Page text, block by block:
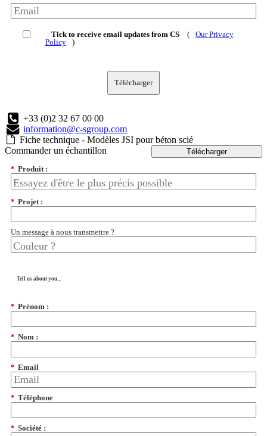
Tick to receive email updates from CS (
Our Privacy
Policy
)
Télécharger
+33 (0)2 32 67 00 00
information@c-sgroup.com
Fiche technique - Modèles JSI pour béton scié
Télécharger
Commander un échantillon
* Produit :
* Projet :
Un message à nous transmettre ?
Tell us about you...
* Prénom :
* Nom :
* Email
* Téléphone
* Société :